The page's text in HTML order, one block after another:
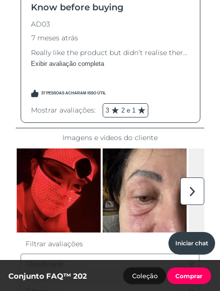
Iniciar chat
Conjunto FAQ™ 202 Coleção Comprar